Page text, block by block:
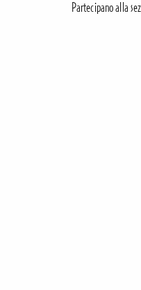
Partecipano alla